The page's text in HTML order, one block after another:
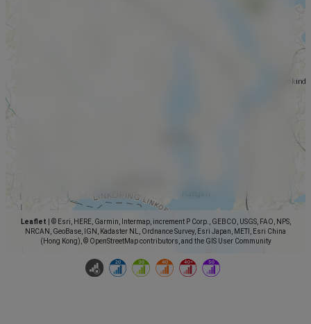
Leaflet
© Esri, HERE, Garmin, Intermap, increment P Corp., GEBCO, USGS, FAO, NPS,
NRCAN, GeoBase, IGN, Kadaster NL, Ordnance Survey, Esri Japan, METI, Esri China
(Hong Kong), © OpenStreetMap contributors, and the GIS User Community